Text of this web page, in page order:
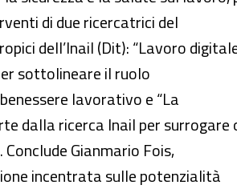
di due ricercatrici del
dell’Inail (Dit): “Lavoro
sottolineare il ruolo
lavorativo e “La
dalla ricerca Inail per surrogare
Gianmario Fois,
incentrata sulle potenzialità